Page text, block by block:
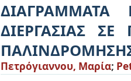
ΔΙΑΓΡΑΜΜΑΤΑ
ΔΙΕΡΓΑΣΙΑΣ
Πετρόγιαννου, Μαρία;